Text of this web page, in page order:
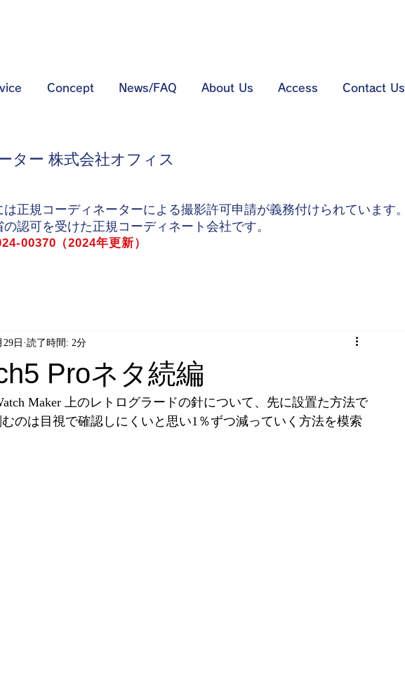
Concept News/FAQ About Us Access Contact Us
ター 株式会社オフィス
正規コーディネーターによる撮影許可申請が義務付けられています。
認可を受けた正規コーディネート会社です。
00370（2024年更新）
Proネタ続編
29日 読了時間: 2分
Maker 上のレトログラードの針について、先に設置た方法で
のは目視で確認しにくいと思い1％ずつ減っていく方法を模索